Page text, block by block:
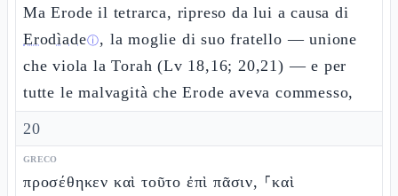
Ma Erode il tetrarca, ripreso da lui a causa di
Erodìadeⓘ, la moglie di suo fratello — unione
che viola la Torah (Lv 18,16; 20,21) — e per
tutte le malvagità che Erode aveva commesso,
20
GRECO
προσέθηκεν καὶ τοῦτο ἐπὶ πᾶσιν, ⸀καὶ